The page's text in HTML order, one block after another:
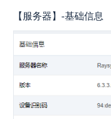
【服务器】-基础信息